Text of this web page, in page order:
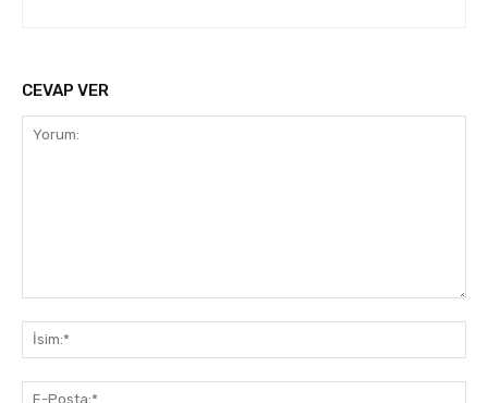
CEVAP VER